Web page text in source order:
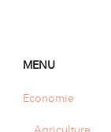
MENU
Economie